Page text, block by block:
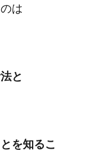
は
と
を知るこ